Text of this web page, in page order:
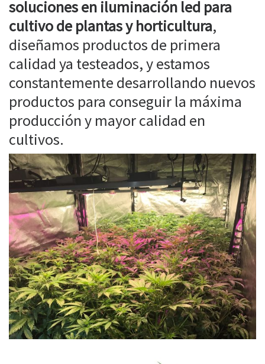
soluciones en iluminación led para
cultivo de plantas y horticultura,
diseñamos productos de primera
calidad ya testeados, y estamos
constantemente desarrollando nuevos
productos para conseguir la máxima
producción y mayor calidad en
cultivos.